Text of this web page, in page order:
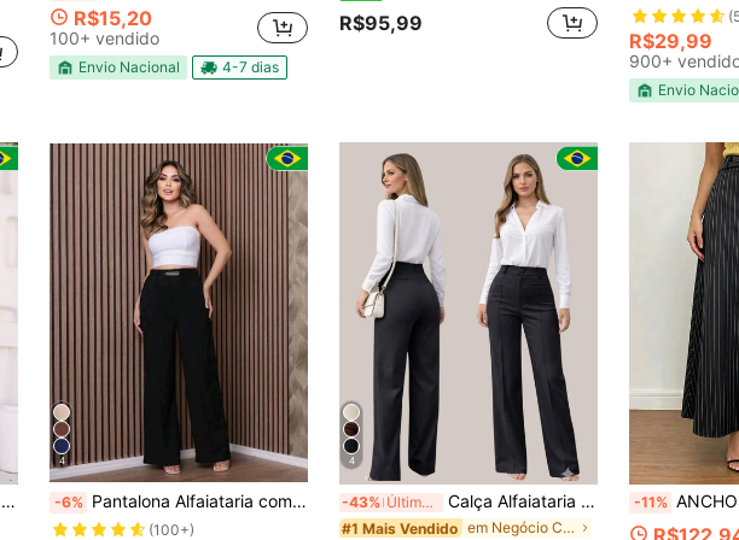
R$15,20
100+ vendido
Envio Nacional 4-7 dias
R$95,99
R$29,99
900+
Envio
4
-6% Pantalona Alfaiataria com Cinto
(100+)
4
-43% Últimos 2 dias Calça Alfaiataria Pantalona Bolsos Moda Inverno 2026
#1 Mais Vendido em Negócio Calças casuais femininas
-11% ANCHOSE Saia A-Line Listrada em Preto e Branco